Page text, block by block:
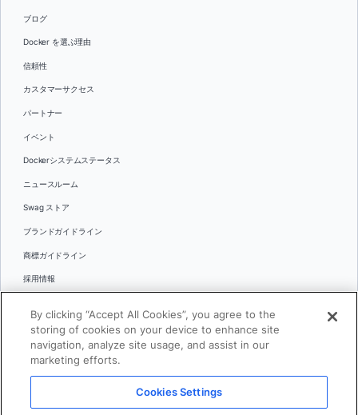
ブログ
Docker を選ぶ理由
信頼性
カスタマーサクセス
パートナー
イベント
Dockerシステムステータス
ニュースルーム
Swag ストア
ブランドガイドライン
商標ガイドライン
採用情報
言語
日本語
By clicking “Accept All Cookies”, you agree to the
storing of cookies on your device to enhance site
navigation, analyze site usage, and assist in our
marketing efforts.
Cookies Settings